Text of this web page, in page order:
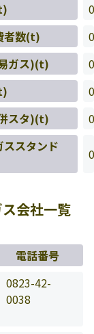
0
者数(t)
0
ガス)(t)
0
0
スタ)(t)
0
ススタンド
0
会社一覧
電話番号
0823-42-
0038